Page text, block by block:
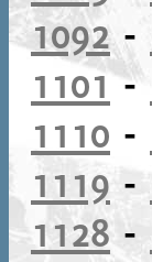
1092-
1101-
1110 -
1119-
1128-